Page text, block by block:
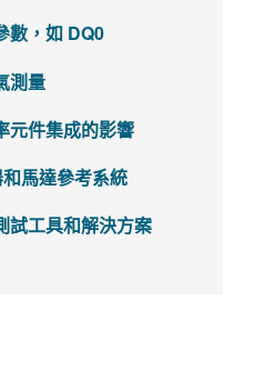
數，如 DQ0
測量
元件集成的影響
馬達參考系統
試工具和解決方案​